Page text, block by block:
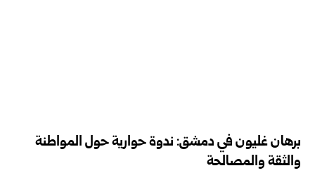
برهان غليون في دمشق: ندوة حوارية حول المواطنة
والثقة والمصالحة